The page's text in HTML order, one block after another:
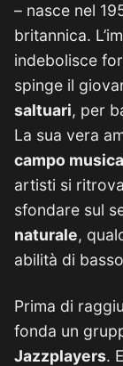
– nasce nel
britannica.
indebolisce
spinge il
saltuari, per
La sua vera
campo
artisti si
sfondare sul
naturale,
abilità di
Prima di
fonda un
Jazzplayers.